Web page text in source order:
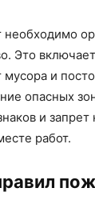
Это
и
опасных
и
работ.